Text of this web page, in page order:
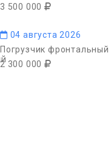
3 500 000
04 августа 2026
Погрузчик фронтальный
2 300 000